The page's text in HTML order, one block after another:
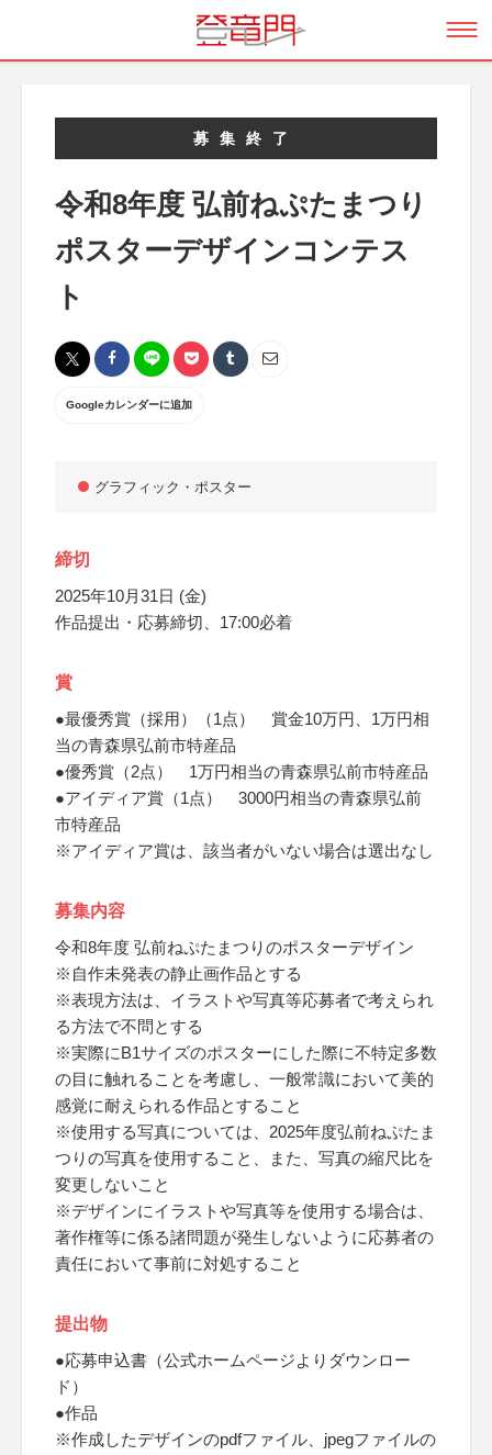
募集終了
令和8年度 弘前ねぷたまつり
ポスターデザインコンテス
ト
Googleカレンダーに追加
グラフィック・ポスター
締切
2025年10月31日 (金)
作品提出・応募締切、17:00必着
賞
●最優秀賞（採用）（1点） 賞金10万円、1万円相
当の青森県弘前市特産品
●優秀賞（2点） 1万円相当の青森県弘前市特産品
●アイディア賞（1点） 3000円相当の青森県弘前
市特産品
※アイディア賞は、該当者がいない場合は選出なし
募集内容
令和8年度 弘前ねぷたまつりのポスターデザイン
※自作未発表の静止画作品とする
※表現方法は、イラストや写真等応募者で考えられ
る方法で不問とする
※実際にB1サイズのポスターにした際に不特定多数
の目に触れることを考慮し、一般常識において美的
感覚に耐えられる作品とすること
※使用する写真については、2025年度弘前ねぷたま
つりの写真を使用すること、また、写真の縮尺比を
変更しないこと
※デザインにイラストや写真等を使用する場合は、
著作権等に係る諸問題が発生しないように応募者の
責任において事前に対処すること
提出物
●応募申込書（公式ホームページよりダウンロー
ド）
●作品
※作成したデザインのpdfファイル、jpegファイルの